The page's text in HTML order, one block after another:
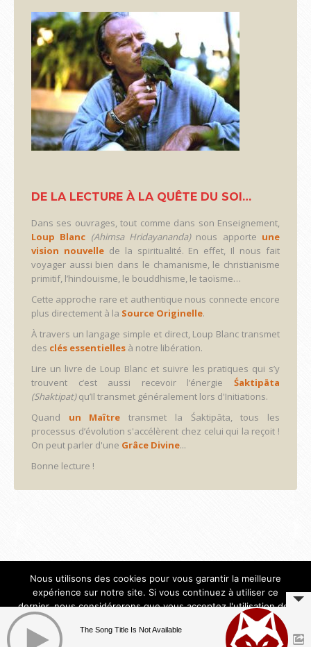
DE LA LECTURE À LA QUÊTE DU SOI…
Dans ses ouvrages, tout comme dans son Enseignement,
Loup Blanc (Ahimsa Hridayananda)nous apporte une
vision nouvellede la spiritualité. En effet, Il nous fait
voyager aussi bien dans le chamanisme, le christianisme
primitif, l’hindouisme, le bouddhisme, le taoïsme…
Cette approche rare et authentique nous connecte encore
plus directement à la Source Originelle.
À travers un langage simple et direct, Loup Blanc transmet
des clés essentielles à notre libération.
Lire un livre de Loup Blanc et suivre les pratiques qui s’y
trouvent c’est aussi recevoir l’énergie Śaktipāta
(Shaktipat)qu’Il transmet généralement lors d'Initiations.
Quand un Maître transmet la Śaktipāta, tous les
processus d’évolution s'accélèrent chez celui qui la reçoit !
On peut parler d'une Grâce Divine...
Bonne lecture !
2026 empty
The Song Title Is Not Available
Nous utilisons des cookies pour vous garantir la meilleure
expérience sur notre site. Si vous continuez à utiliser ce
dernier, nous considérerons que vous acceptez l'utilisation des